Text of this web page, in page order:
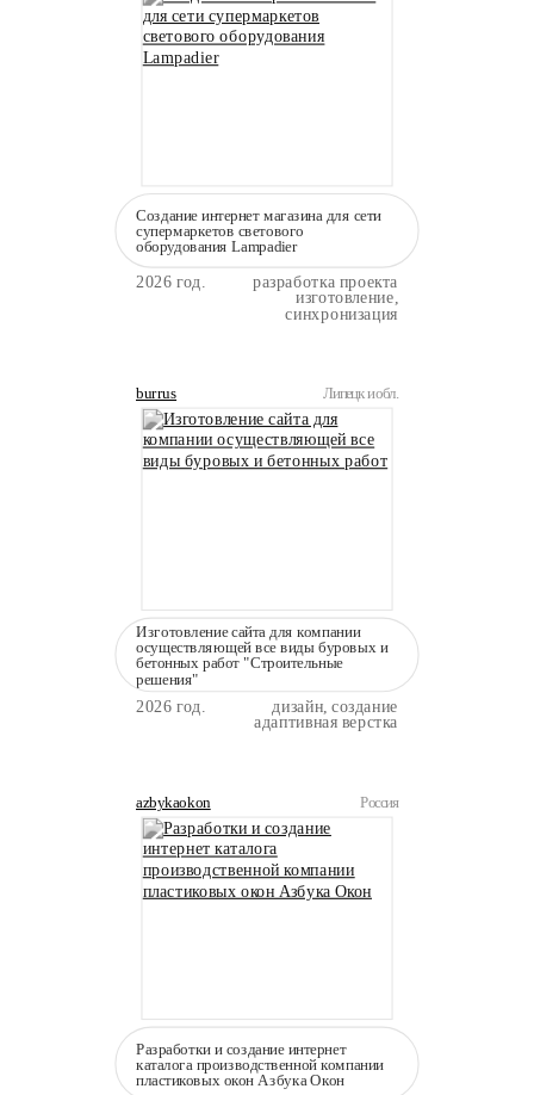
Создание интернет магазина для сети
супермаркетов светового
оборудования Lampadier
2026 год. разработка проекта
изготовление,
синхронизация
burrus Липецк и обл.
Изготовление сайта для компании
осуществляющей все виды буровых и
бетонных работ "Строительные
решения"
2026 год. дизайн, создание
адаптивная верстка
azbykaokon Россия
Разработки и создание интернет
каталога производственной компании
пластиковых окон Азбука Окон